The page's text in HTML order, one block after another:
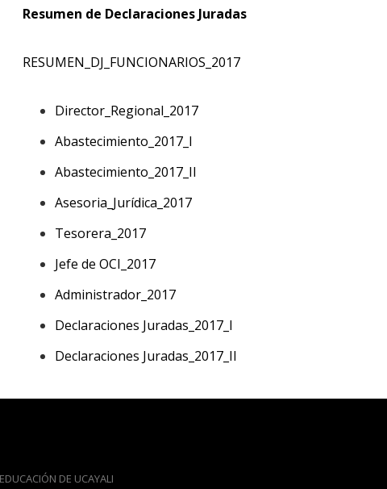
Resumen de Declaraciones Juradas
RESUMEN_DJ_FUNCIONARIOS_2017
Director_Regional_2017
Abastecimiento_2017_I
Abastecimiento_2017_II
Asesoria_Jurídica_2017
Tesorera_2017
Jefe de OCI_2017
Administrador_2017
Declaraciones Juradas_2017_I
Declaraciones Juradas_2017_II
DE UCAYALI